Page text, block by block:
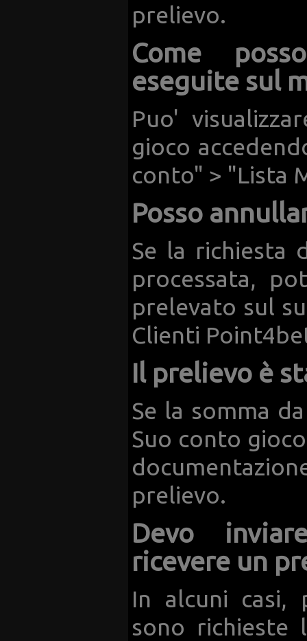
prelievo.
Come
eseguite sul
Puo'
gioco
conto" > "Lista
Posso
Se la richiesta
processata,
prelevato sul
Clienti
Il prelievo è
Se la somma
Suo conto
prelievo.
Devo
ricevere un
In alcuni casi,
sono richieste